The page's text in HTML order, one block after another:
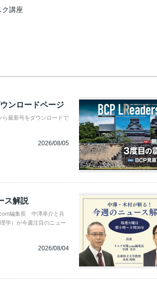
講座
ンロードページ
ら最新号をダウンロードで
2026/08/05
ス解説
編集長 中澤幸介と兵
学）が今週注目のニュー
2026/08/04